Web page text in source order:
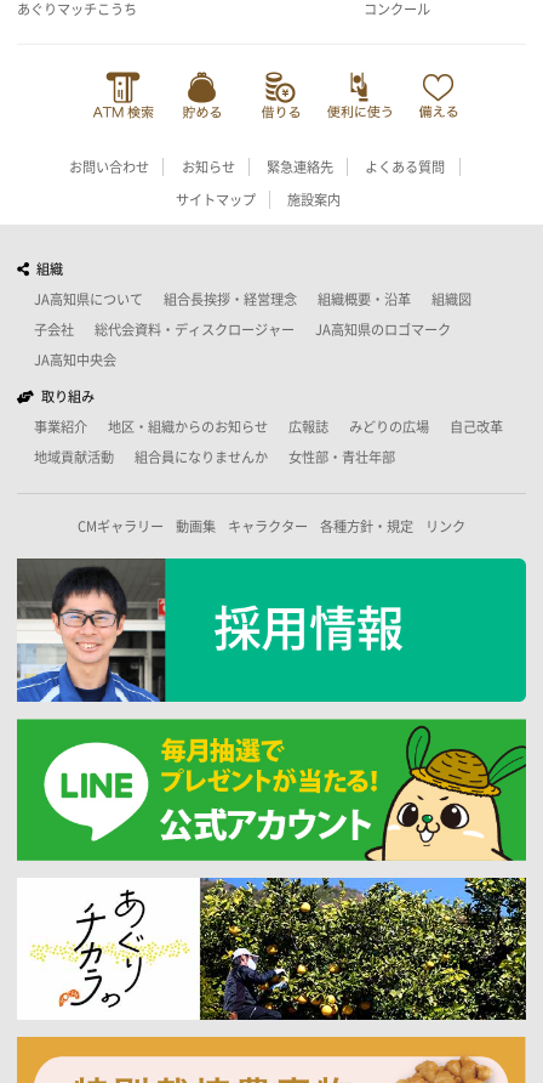
あぐりマッチこうち
コンクール
お問い合わせ お知らせ 緊急連絡先 よくある質問
サイトマップ 施設案内
組織
JA高知県について 組合長挨拶・経営理念 組織概要・沿革 組織図
子会社 総代会資料・ディスクロージャー JA高知県のロゴマーク
JA高知中央会
取り組み
事業紹介 地区・組織からのお知らせ 広報誌 みどりの広場 自己改革
地域貢献活動 組合員になりませんか 女性部・青壮年部
CMギャラリー 動画集 キャラクター 各種方針・規定 リンク